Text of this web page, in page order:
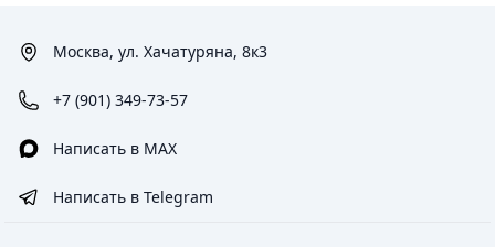
Москва, ул. Хачатуряна, 8к3
+7 (901) 349-73-57
Написать в MAX
Написать в Telegram